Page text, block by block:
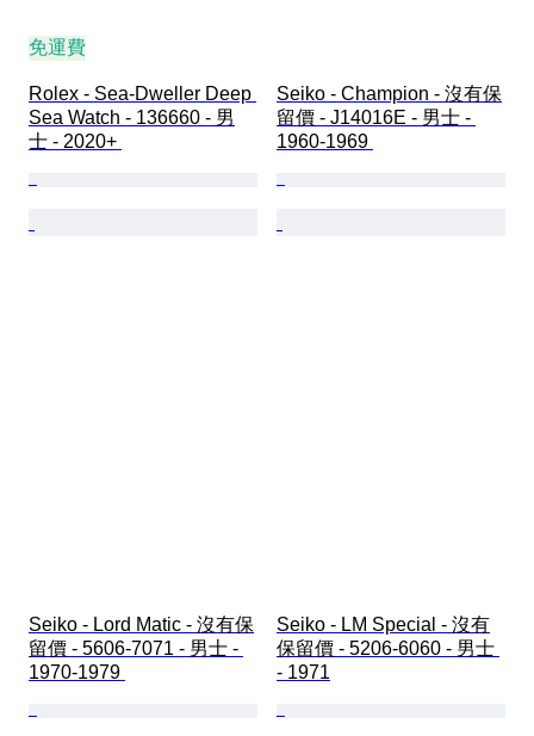
免運費
Rolex - Sea-Dweller Deep
Sea Watch - 136660 - 男
士 - 2020+
Seiko - Champion - 沒有保
留價 - J14016E - 男士 -
1960-1969
Seiko - Lord Matic - 沒有保
留價 - 5606-7071 - 男士 -
1970-1979
Seiko - LM Special - 沒有
保留價 - 5206-6060 - 男士
- 1971